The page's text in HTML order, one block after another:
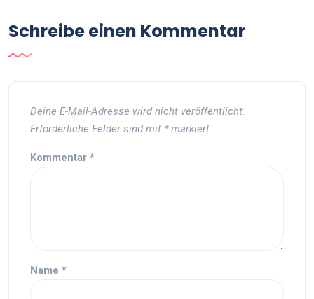
Schreibe einen Kommentar
Deine E-Mail-Adresse wird nicht veröffentlicht.
Erforderliche Felder sind mit *markiert
Kommentar *
Name *